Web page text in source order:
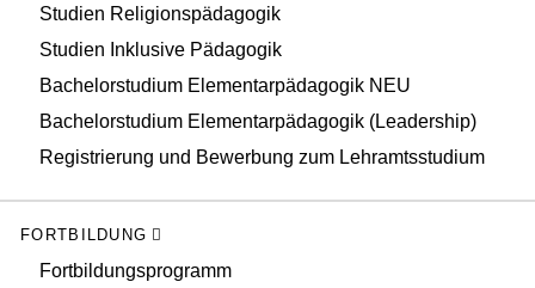
Studien Religionspädagogik
Studien Inklusive Pädagogik
Bachelorstudium Elementarpädagogik NEU
Bachelorstudium Elementarpädagogik (Leadership)
Registrierung und Bewerbung zum Lehramtsstudium
FORTBILDUNG
Fortbildungsprogramm